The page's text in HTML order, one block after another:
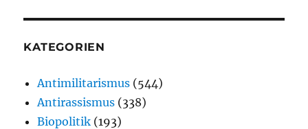
KATEGORIEN
Antimilitarismus (544)
Antirassismus (338)
Biopolitik (193)